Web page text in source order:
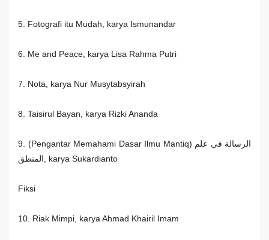
5. Fotografi itu Mudah, karya Ismunandar
6. Me and Peace, karya Lisa Rahma Putri
7. Nota, karya Nur Musytabsyirah
8. Taisirul Bayan, karya Rizki Ananda
9. (Pengantar Memahami Dasar Ilmu Mantiq) الرسالة في علم
المنطق, karya Sukardianto
Fiksi
10. Riak Mimpi, karya Ahmad Khairil Imam